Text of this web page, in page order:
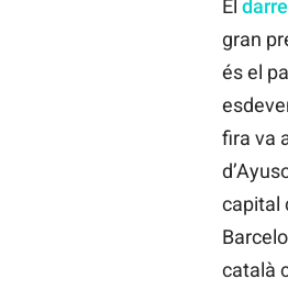
El
gran
és el
fira va
capital
català